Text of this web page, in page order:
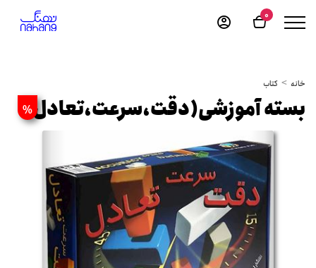
0
خانه کتاب
%
بسته آموزشی(دقت،سرعت،تعادل)